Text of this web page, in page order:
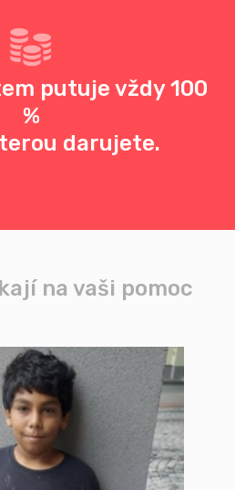
putuje vždy 100
%
darujete.
na vaši pomoc